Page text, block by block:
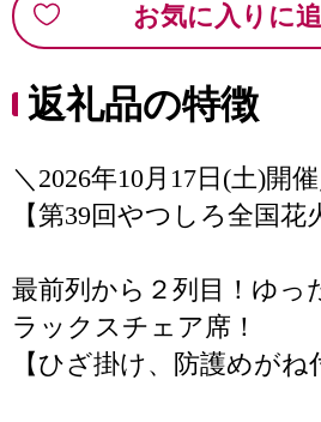
お気に入りに
返礼品の特徴
＼2026年10月17日(土)開
【第39回やつしろ全国花
最前列から２列目！ゆっ
ラックスチェア席！
【ひざ掛け、防護めがね